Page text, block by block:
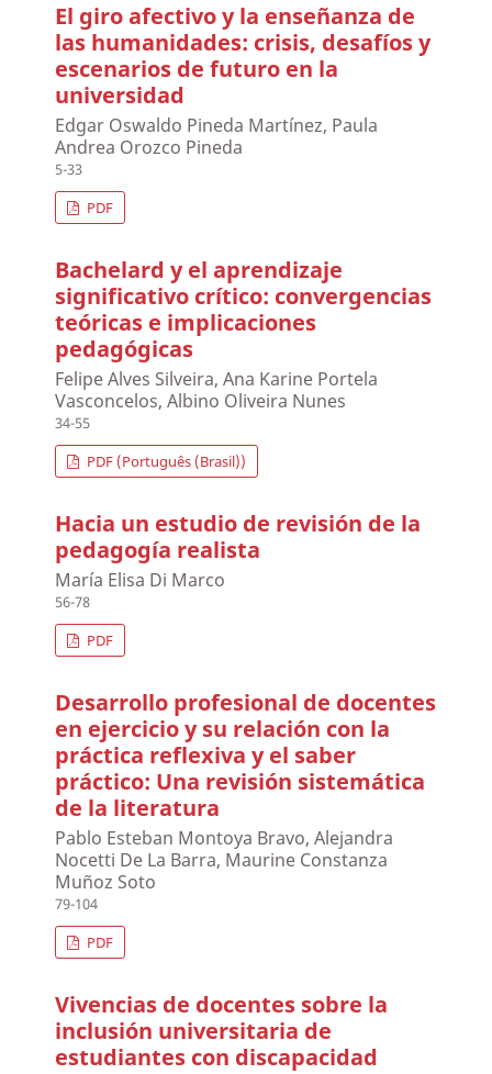
El giro afectivo y la enseñanza de
las humanidades: crisis, desafíos y
escenarios de futuro en la
universidad
Edgar Oswaldo Pineda Martínez, Paula
Andrea Orozco Pineda
5-33
PDF
Bachelard y el aprendizaje
significativo crítico: convergencias
teóricas e implicaciones
pedagógicas
Felipe Alves Silveira, Ana Karine Portela
Vasconcelos, Albino Oliveira Nunes
34-55
PDF (Português (Brasil))
Hacia un estudio de revisión de la
pedagogía realista
María Elisa Di Marco
56-78
PDF
Desarrollo profesional de docentes
en ejercicio y su relación con la
práctica reflexiva y el saber
práctico: Una revisión sistemática
de la literatura
Pablo Esteban Montoya Bravo, Alejandra
Nocetti De La Barra, Maurine Constanza
Muñoz Soto
79-104
PDF
Vivencias de docentes sobre la
inclusión universitaria de
estudiantes con discapacidad